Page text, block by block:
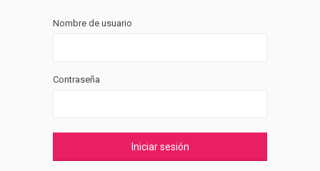
Nombre de usuario
Contraseña
Iniciar sesión